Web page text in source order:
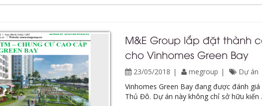
M&E Group lắp đặt thành
cho Vinhomes Green Bay
23/05/2018 megroup
Dự án
Vinhomes Green Bay đang được đánh
Thủ Đô. Dự án này không chỉ sở hữu kiến